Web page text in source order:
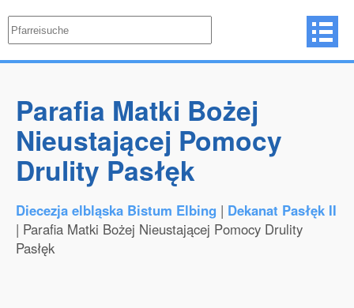
Parafia Matki Bożej
Nieustającej Pomocy
Drulity Pasłęk
Diecezja elbląska Bistum Elbing | Dekanat Pasłęk II
| Parafia Matki Bożej Nieustającej Pomocy Drulity
Pasłęk